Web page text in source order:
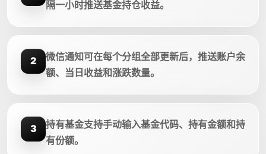
隔一小时推送基金持仓收益。
2
微信通知可在每个分组全部更新后，推送账户余
额、当日收益和涨跌数量。
3
持有基金支持手动输入基金代码、持有金额和持
有份额。